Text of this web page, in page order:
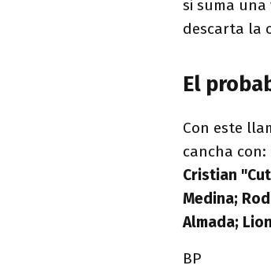
si suma
descarta la
El
Con este
cancha con:
Cristian
Medina;
Almada;
BP